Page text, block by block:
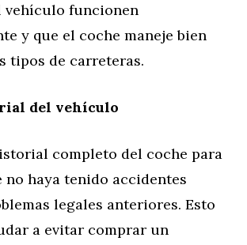
vehículo funcionen
y que el coche maneje bien
tipos de carreteras.
del vehículo
completo del coche para
no haya tenido accidentes
legales anteriores. Esto
a evitar comprar un